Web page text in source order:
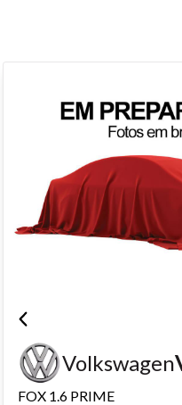
(para
Volkswagen
FOX 1.6 PRIME